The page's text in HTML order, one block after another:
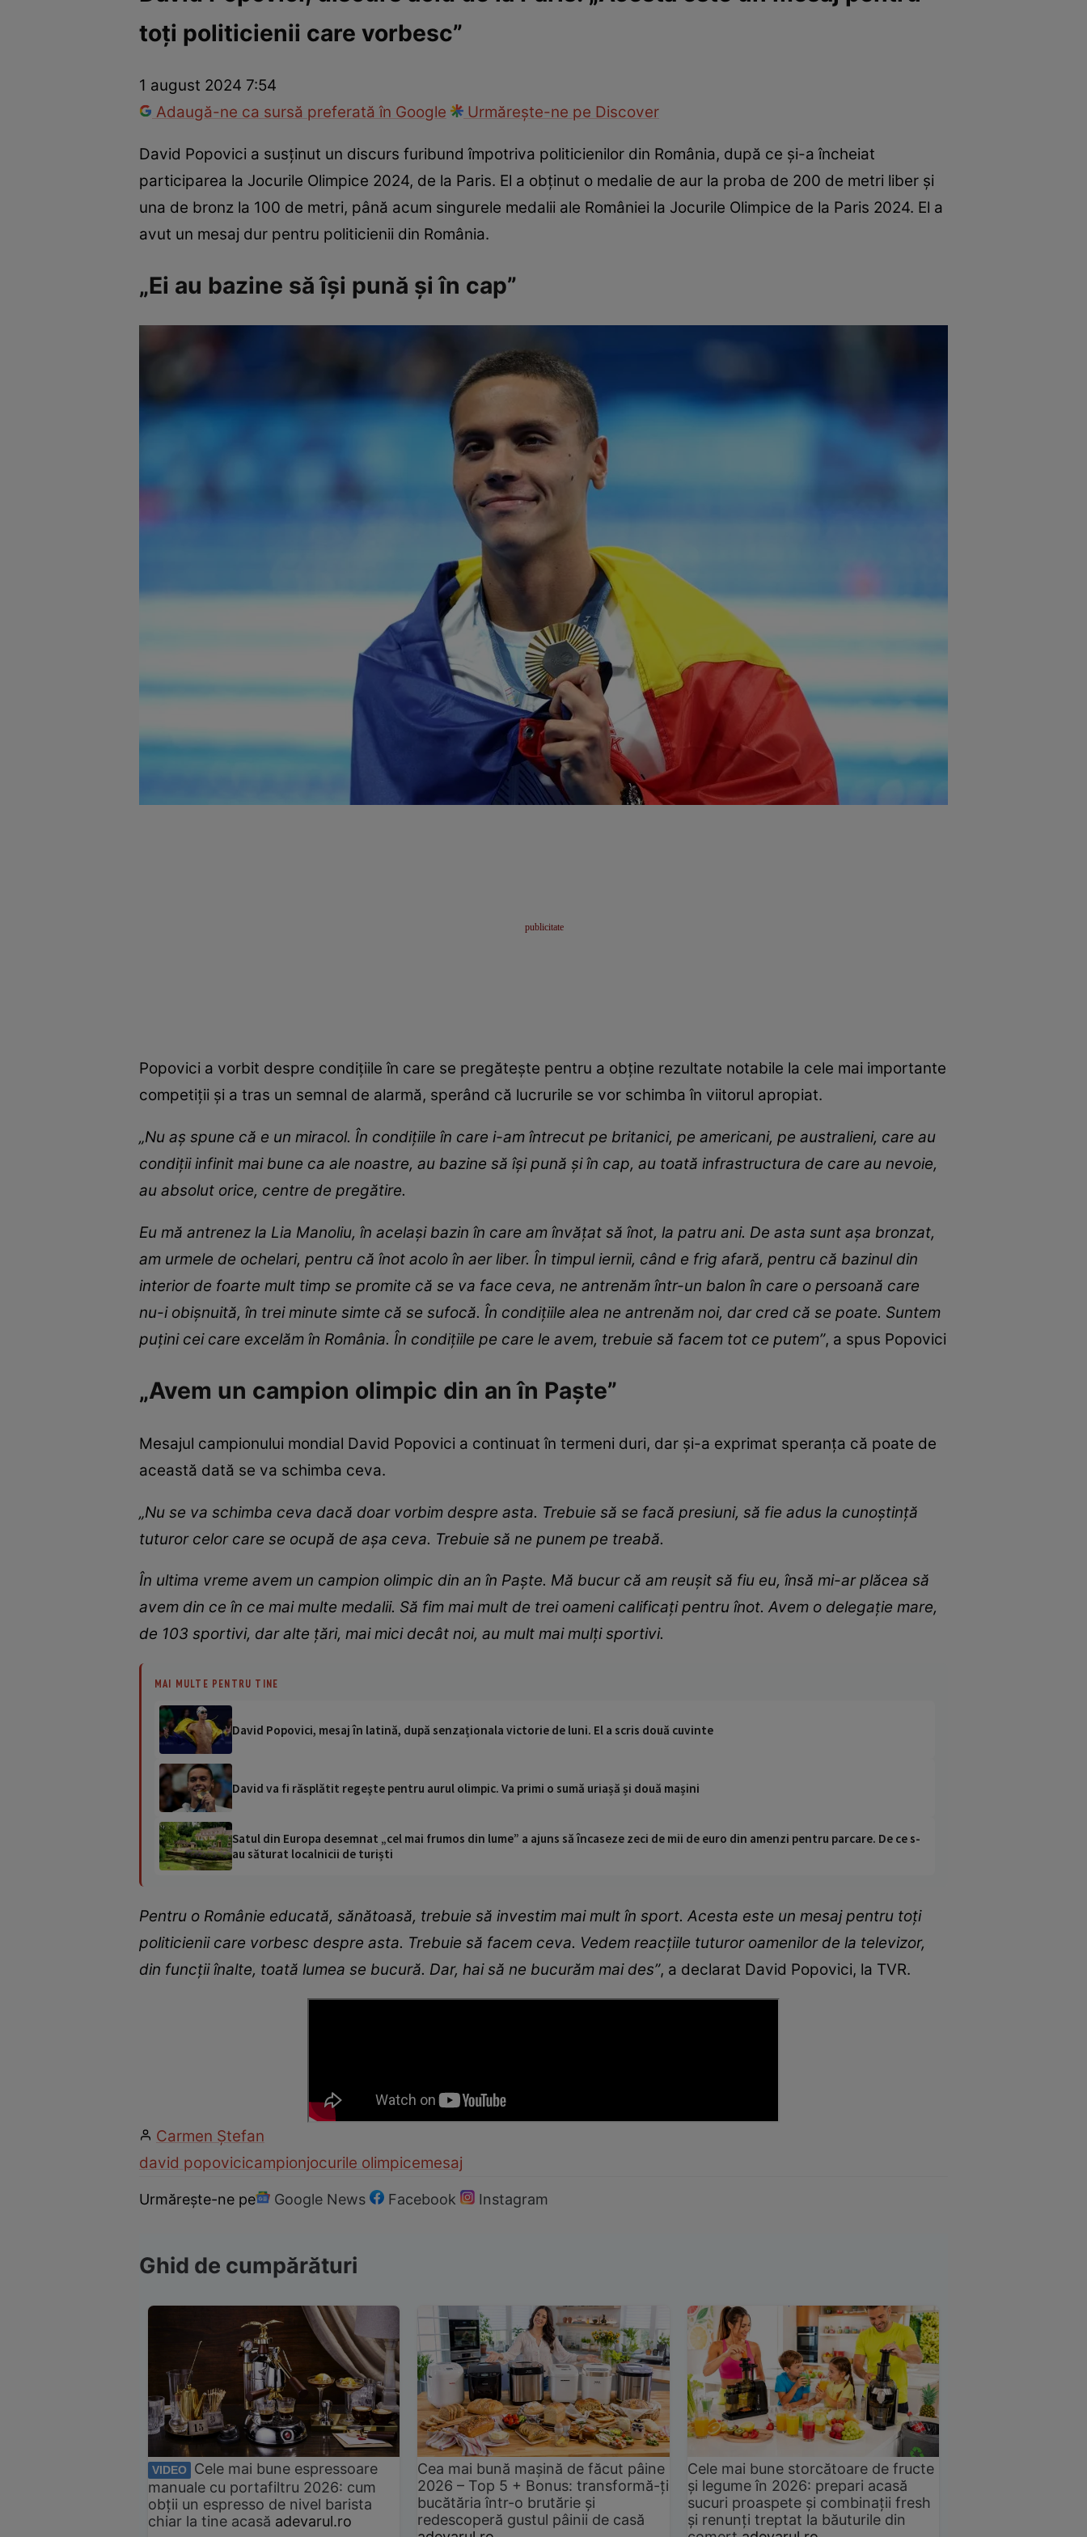
InternaționalFapt diversTehnologieNaționalSport
toți politicienii care vorbesc”
1 august 2024 7:54
Adaugă-ne ca sursă preferată în Google
Urmărește-ne pe Discover
David Popovici a susținut un discurs furibund împotriva politicienilor din România, după ce și-a încheiat
participarea la Jocurile Olimpice 2024, de la Paris. El a obținut o medalie de aur la proba de 200 de metri liber și
una de bronz la 100 de metri, până acum singurele medalii ale României la Jocurile Olimpice de la Paris 2024. El a
avut un mesaj dur pentru politicienii din România.
„Ei au bazine să își pună și în cap”
Popovici a vorbit despre condițiile în care se pregătește pentru a obține rezultate notabile la cele mai importante
competiții și a tras un semnal de alarmă, sperând că lucrurile se vor schimba în viitorul apropiat.
„Nu aș spune că e un miracol. În condițiile în care i-am întrecut pe britanici, pe americani, pe australieni, care au
condiții infinit mai bune ca ale noastre, au bazine să își pună și în cap, au toată infrastructura de care au nevoie,
au absolut orice, centre de pregătire.
Eu mă antrenez la Lia Manoliu, în același bazin în care am învățat să înot, la patru ani. De asta sunt așa bronzat,
am urmele de ochelari, pentru că înot acolo în aer liber. În timpul iernii, când e frig afară, pentru că bazinul din
interior de foarte mult timp se promite că se va face ceva, ne antrenăm într-un balon în care o persoană care
nu-i obișnuită, în trei minute simte că se sufocă. În condițiile alea ne antrenăm noi, dar cred că se poate. Suntem
puțini cei care excelăm în România. În condițiile pe care le avem, trebuie să facem tot ce putem”, a spus Popovici
„Avem un campion olimpic din an în Paște”
Mesajul campionului mondial David Popovici a continuat în termeni duri, dar și-a exprimat speranța că poate de
această dată se va schimba ceva.
„Nu se va schimba ceva dacă doar vorbim despre asta. Trebuie să se facă presiuni, să fie adus la cunoștință
tuturor celor care se ocupă de așa ceva. Trebuie să ne punem pe treabă.
În ultima vreme avem un campion olimpic din an în Paște. Mă bucur că am reușit să fiu eu, însă mi-ar plăcea să
avem din ce în ce mai multe medalii. Să fim mai mult de trei oameni calificați pentru înot. Avem o delegație mare,
de 103 sportivi, dar alte țări, mai mici decât noi, au mult mai mulți sportivi.
MAI MULTE PENTRU TINE
David Popovici, mesaj în latină, după senzaționala victorie de luni. El a scris două cuvinte
David va fi răsplătit regeşte pentru aurul olimpic. Va primi o sumă uriașă și două mașini
Satul din Europa desemnat „cel mai frumos din lume” a ajuns să încaseze zeci de mii de euro din amenzi pentru parcare. De ce s-
au săturat localnicii de turiști
Pentru o Românie educată, sănătoasă, trebuie să investim mai mult în sport. Acesta este un mesaj pentru toți
politicienii care vorbesc despre asta. Trebuie să facem ceva. Vedem reacțiile tuturor oamenilor de la televizor,
din funcții înalte, toată lumea se bucură. Dar, hai să ne bucurăm mai des”, a declarat David Popovici, la TVR.
Carmen Ştefan
david popovicicampionjocurile olimpicemesaj
Urmărește-ne pe Google News Facebook Instagram
Ghid de cumpărături
VIDEO
Cele mai bune espressoare
manuale cu portafiltru 2026: cum
obții un espresso de nivel barista
chiar la tine acasă adevarul.ro
Cea mai bună mașină de făcut pâine
2026 – Top 5 + Bonus: transformă-ți
bucătăria într-o brutărie și
redescoperă gustul pâinii de casă
Cele mai bune storcătoare de fructe
și legume în 2026: prepari acasă
sucuri proaspete și combinații fresh
și renunți treptat la băuturile din